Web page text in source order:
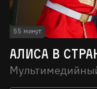
55 минут
Алиса в